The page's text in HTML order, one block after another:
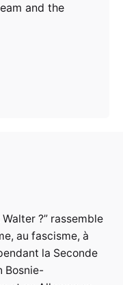
and the
?” rassemble
au fascisme, à
la Seconde
Bosnie-